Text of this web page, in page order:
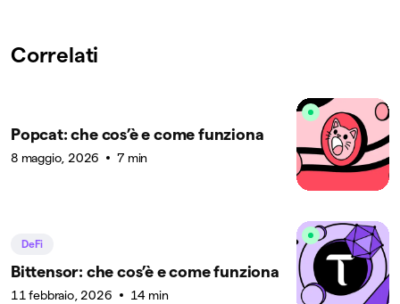
Correlati
Popcat: che cos’è e come funziona
8 maggio, 2026 7 min
DeFi
Bittensor: che cos’è e come funziona
11 febbraio, 2026 14 min